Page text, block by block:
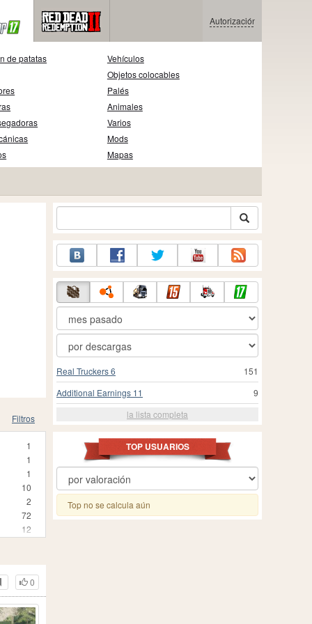
Autorización
de patatas
Vehículos
Objetos colocables
Palés
Animales
Varios
Mods
Mapas
Filtros
1
1
1
10
2
72
12
3
1
210
0
151
Real Truckers 6
9
Additional Earnings 11
la lista completa
TOP USUARIOS
Top no se calcula aún